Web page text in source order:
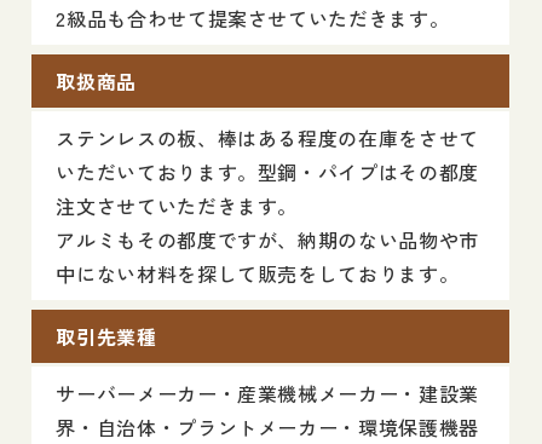
2級品も合わせて提案させていただきます。
取扱商品
ステンレスの板、棒はある程度の在庫をさせて
いただいております。型鋼・パイプはその都度
注文させていただきます。
アルミもその都度ですが、納期のない品物や市
中にない材料を探して販売をしております。
取引先業種
サーバーメーカー・産業機械メーカー・建設業
界・自治体・プラントメーカー・環境保護機器